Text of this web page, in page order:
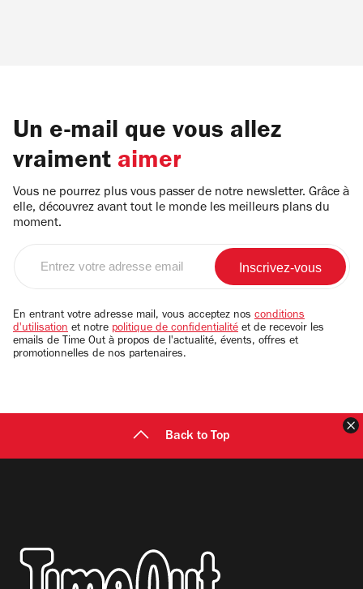
Un e-mail que vous allez
vraiment aimer
Vous ne pourrez plus vous passer de notre newsletter. Grâce à
elle, découvrez avant tout le monde les meilleurs plans du
moment.
email
En entrant votre adresse mail, vous acceptez nos conditions
d'utilisation et notre politique de confidentialité et de recevoir les
emails de Time Out à propos de l'actualité, évents, offres et
promotionnelles de nos partenaires.
Back to Top